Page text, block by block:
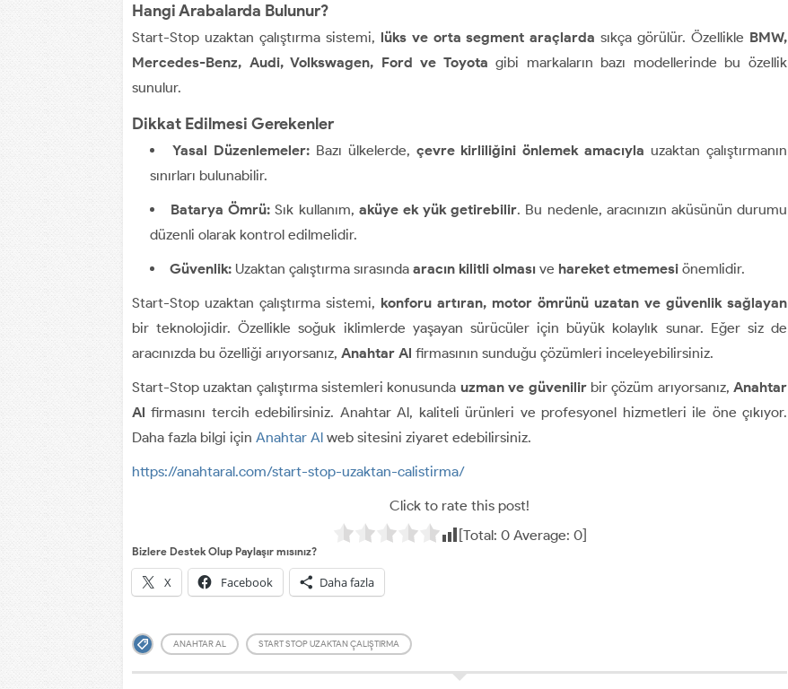
Hangi Arabalarda Bulunur?
Start-Stop uzaktan çalıştırma sistemi, lüks ve orta segment araçlarda sıkça görülür. Özellikle BMW,
Mercedes-Benz, Audi, Volkswagen, Ford ve Toyota gibi markaların bazı modellerinde bu özellik
sunulur.
Dikkat Edilmesi Gerekenler
Yasal Düzenlemeler:Bazı ülkelerde, çevre kirliliğini önlemek amacıyla uzaktan çalıştırmanın
sınırları bulunabilir.
Batarya Ömrü: Sık kullanım, aküye ek yük getirebilir. Bu nedenle, aracınızın aküsünün durumu
düzenli olarak kontrol edilmelidir.
Güvenlik: Uzaktan çalıştırma sırasında aracın kilitli olması ve hareket etmemesi önemlidir.
Start-Stop uzaktan çalıştırma sistemi, konforu artıran, motor ömrünü uzatan ve güvenlik sağlayan
bir teknolojidir. Özellikle soğuk iklimlerde yaşayan sürücüler için büyük kolaylık sunar. Eğer siz de
aracınızda bu özelliği arıyorsanız, Anahtar Al firmasının sunduğu çözümleri inceleyebilirsiniz.
Start-Stop uzaktan çalıştırma sistemleri konusunda uzman ve güvenilirbir çözüm arıyorsanız,Anahtar
Al firmasını tercih edebilirsiniz. Anahtar Al, kaliteli ürünleri ve profesyonel hizmetleri ile öne çıkıyor.
Daha fazla bilgi için Anahtar Al web sitesini ziyaret edebilirsiniz.
https://anahtaral.com/start-stop-uzaktan-calistirma/
Click to rate this post!
[Total: 0Average: 0]
Bizlere Destek Olup Paylaşır mısınız?
X Facebook Daha fazla
ANAHTAR AL START STOP UZAKTAN ÇALIŞTIRMA